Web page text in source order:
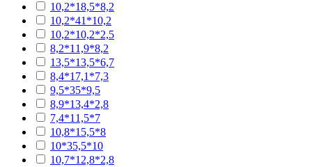
10,2*18,5*8,2
10,2*41*10,2
10,2*10,2*2,5
8,2*11,9*8,2
13,5*13,5*6,7
8,4*17,1*7,3
9,5*35*9,5
8,9*13,4*2,8
7,4*11,5*7
10,8*15,5*8
10*35,5*10
10,7*12,8*2,8